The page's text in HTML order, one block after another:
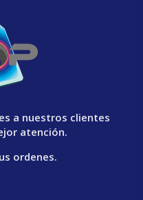
a nuestros clientes
atención.
ordenes.